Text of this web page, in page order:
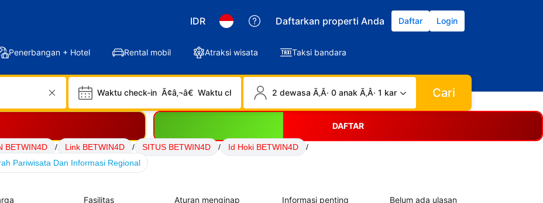
IDR Daftarkan properti Anda Daftar Login
Penerbangan + Hotel Rental mobil Atraksi wisata Taksi bandara
Waktu check-in Ã¢â‚¬â€ Waktu check-out 2 dewasa Ã‚Â· 0 anak Ã‚Â· 1 kamar Cari
DAFTAR
BETWIN4D / Link BETWIN4D / SITUS BETWIN4D / Id Hoki BETWIN4D
/
Pariwisata Dan Informasi Regional
Fasilitas Aturan menginap Informasi penting Belum ada ulasan